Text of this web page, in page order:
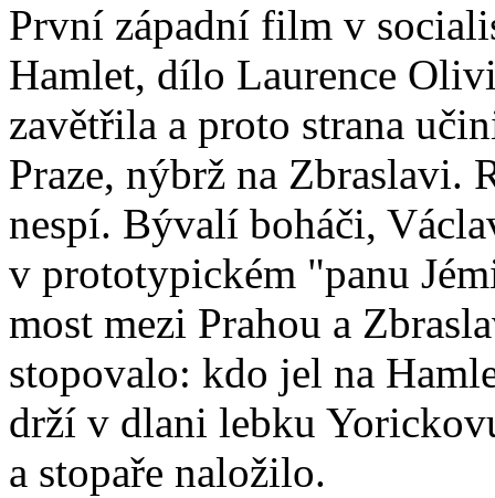
První západní film v
Hamlet, dílo Laurence
zavětřila a proto strana
Praze, nýbrž na Zbraslavi.
nespí. Bývalí boháči,
v prototypickém "panu
most mezi Prahou a
stopovalo: kdo jel na
drží v dlani lebku
a stopaře naložilo.